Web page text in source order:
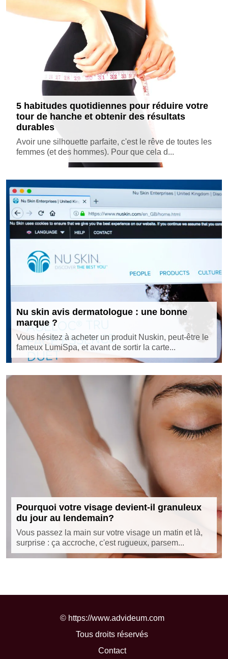
5 habitudes quotidiennes pour réduire votre
tour de hanche et obtenir des résultats
durables
Avoir une silhouette parfaite, c'est le rêve de toutes les
femmes (et des hommes). Pour que cela d...
Nu skin avis dermatologue : une bonne
marque ?
Vous hésitez à acheter un produit Nuskin, peut-être le
fameux LumiSpa, et avant de sortir la carte...
Pourquoi votre visage devient-il granuleux
du jour au lendemain?
Vous passez la main sur votre visage un matin et là,
surprise : ça accroche, c'est rugueux, parsem...
© https://www.advideum.com
Tous droits réservés
Contact